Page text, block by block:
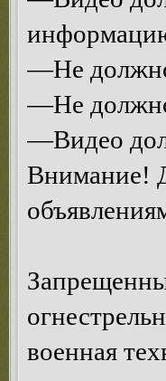
—Не должно
—Не
—Видео
Внимание!
военная